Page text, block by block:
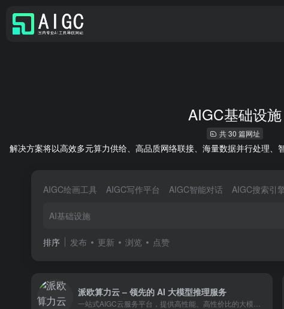
AIGC基础设施
共 30 篇网址
解决方案将以高效多元算力供给、高品质网络联接、海量数据并行处理、
AIGC绘画工具 AIGC写作平台 AIGC智能对话 AIGC搜索引
AI基础设施
排序 发布 更新 浏览 点赞
派欧算力云 – 领先的 AI 大模型推理服务